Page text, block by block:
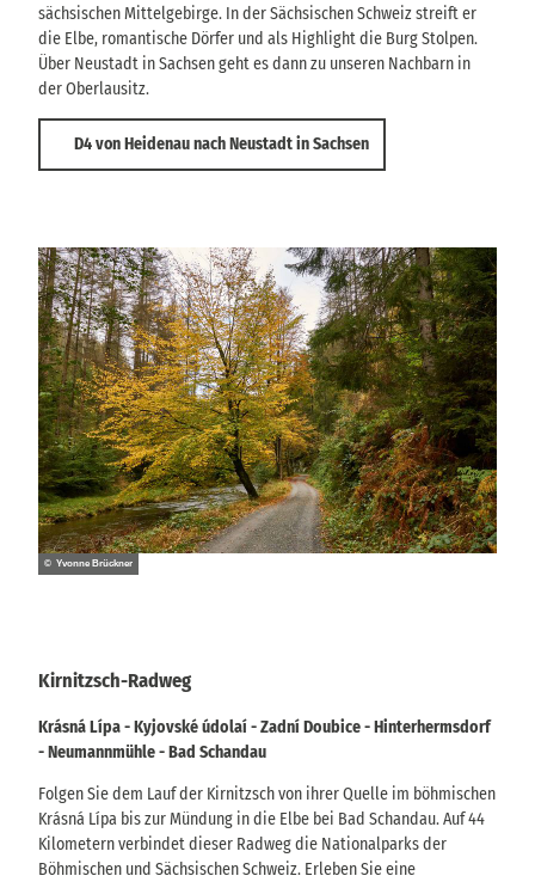
sächsischen Mittelgebirge. In der Sächsischen Schweiz streift er
die Elbe, romantische Dörfer und als Highlight die Burg Stolpen.
Über Neustadt in Sachsen geht es dann zu unseren Nachbarn in
der Oberlausitz.
D4 von Heidenau nach Neustadt in Sachsen
Kirnitzsch-Radweg
Krásná Lípa - Kyjovské údolaí - Zadní Doubice - Hinterhermsdorf
- Neumannmühle - Bad Schandau
Folgen Sie dem Lauf der Kirnitzsch von ihrer Quelle im böhmischen
Krásná Lípa bis zur Mündung in die Elbe bei Bad Schandau. Auf 44
Kilometern verbindet dieser Radweg die Nationalparks der
Böhmischen und Sächsischen Schweiz. Erleben Sie eine
© Yvonne Brückner